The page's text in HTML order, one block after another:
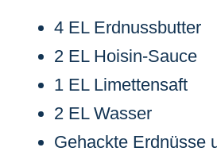
4 EL Erdnussbutter
2 EL Hoisin-Sauce
1 EL Limettensaft
2 EL Wasser
Gehackte Erdnüsse